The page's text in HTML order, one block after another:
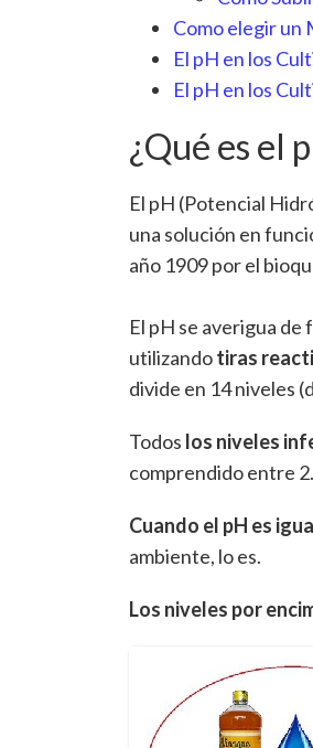
Como elegir un
El pH en los
El pH en los
¿Qué es el
El pH (Potencial
una solución en
año 1909 por el
El pH se averigua
utilizandotiras
divide en 14 niveles
Todos los niveles
comprendido entre
Cuando el pH es
ambiente, lo es.
Los niveles por